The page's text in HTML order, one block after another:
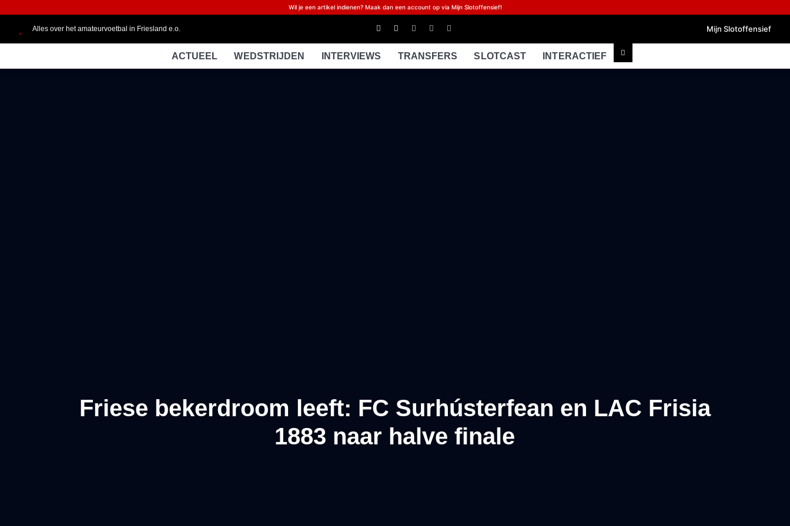
Wil je een artikel indienen? Maak dan een account op via Mijn Slotoffensief!
Mijn Slotoffensief
Alles over het amateurvoetbal in Friesland e.o.
ACTUEEL WEDSTRIJDEN INTERVIEWS TRANSFERS SLOTCAST INTERACTIEF
Friese bekerdroom leeft: FC Surhústerfean en LAC Frisia
1883 naar halve finale